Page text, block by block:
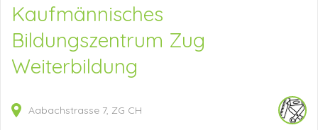
Kaufmännisches
Bildungszentrum Zug
Weiterbildung
Aabachstrasse 7 ZG CH